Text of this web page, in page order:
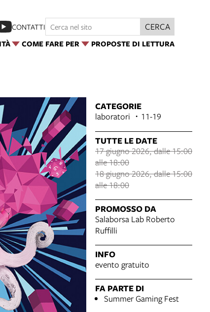
COME FARE PER PROPOSTE DI LETTURA
CONTATTI CERCA
CATEGORIE
laboratori
11-19
TUTTE LE DATE
17 giugno 2026, dalle 15:00
alle 18:00
18 giugno 2026, dalle 15:00
alle 18:00
PROMOSSO DA
Salaborsa Lab Roberto
Ruffilli
INFO
evento gratuito
FA PARTE DI
Summer Gaming Fest